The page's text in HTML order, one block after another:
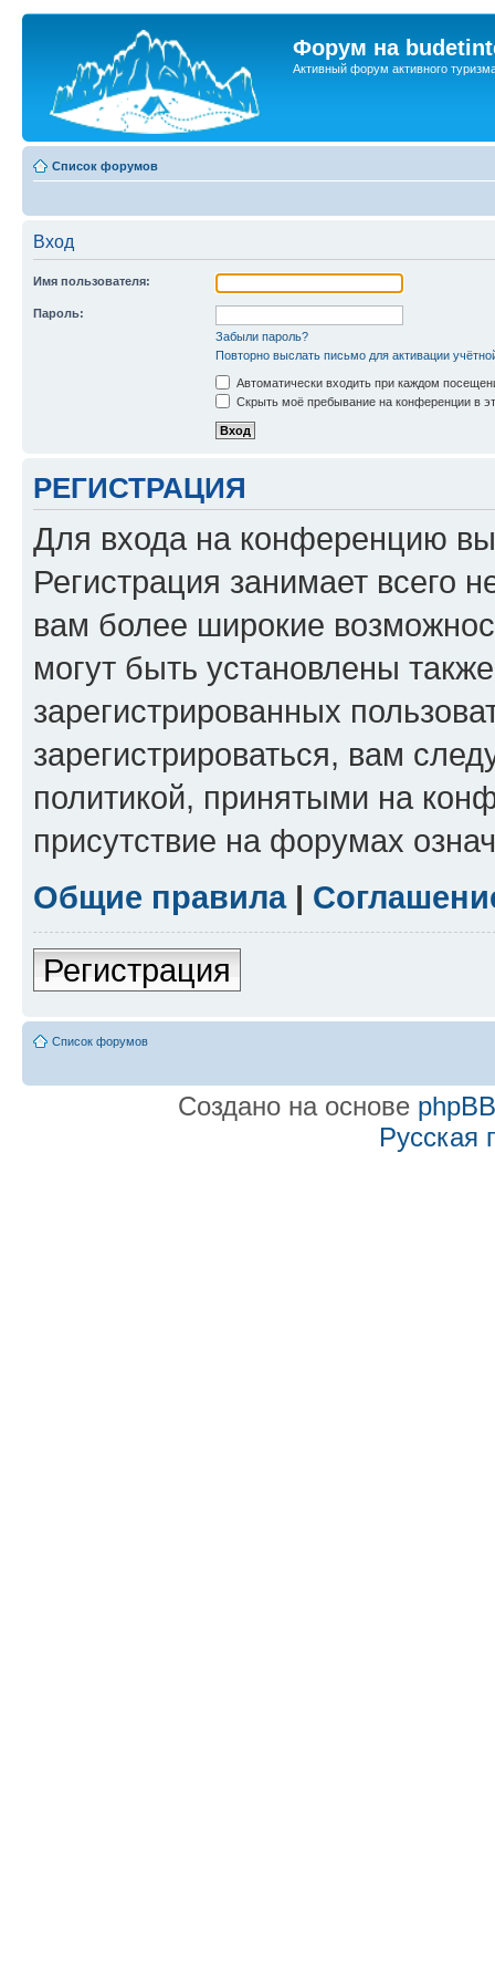
Форум на
Активный форум активного
Список форумов
Вход
Имя пользователя:
Пароль:
Забыли пароль?
Повторно выслать письмо для активации
Автоматически входить при каждом
Скрыть моё пребывание на конференции в
РЕГИСТРАЦИЯ
Для входа на конференцию
Регистрация занимает всего
вам более широкие
могут быть установлены
зарегистрированных
зарегистрироваться, вам
политикой, принятыми на
присутствие на форумах
Общие правила|
Регистрация
Список форумов
Создано на основе phpBB
Русская